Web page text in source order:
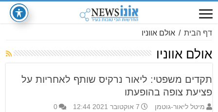
דף הבית / אולם אווניו
אולם אווניו
תקדים משפטי: ליאור נרקיס שותף לאחריות על
פציעת צופה בהופעתו
מיטל ליאור-גוטמן 7 אוקטובר 2021 12:44 0